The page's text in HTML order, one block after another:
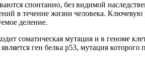
спонтанно, без видимой
в течение жизни человека. Ключевую
деление.
соматическая мутация и в геноме
ген белка p53, мутация которого